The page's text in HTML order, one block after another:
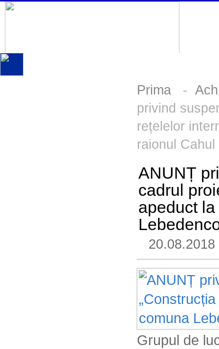
Prima -
privind
rețelelor
raionul
ANUNȚ
cadrul
apeduct
20.08.2018
Grupul de